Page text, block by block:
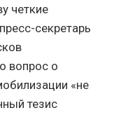
четкие
секретарь
вопрос о
«не
тезис